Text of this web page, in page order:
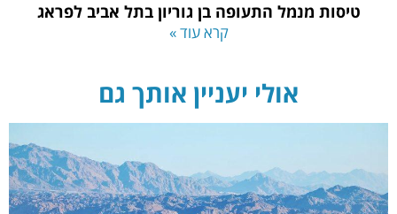
טיסות מנמל התעופה בן גוריון בתל אביב לפראג
קרא עוד »
אולי יעניין אותך גם